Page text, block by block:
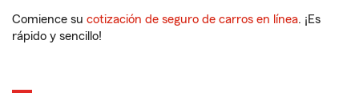
Comience su cotización de seguro de carros en línea. ¡Es
rápido y sencillo!